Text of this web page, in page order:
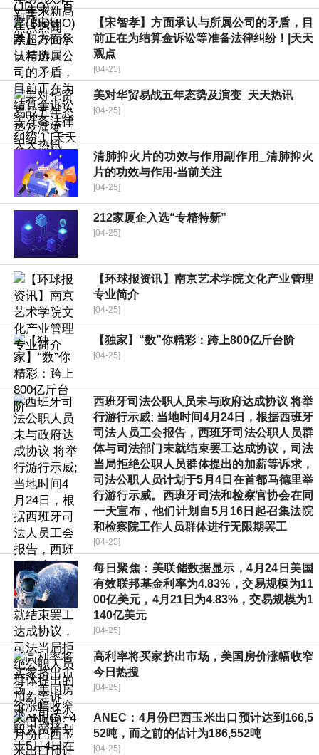
【宋智孝】方面承认与所属公司的矛盾，目
前正在为结算金诉讼等准备法律纠纷！|天天
观点
[04-25]
美对华贸易战五年态势及演变_天天热讯
[04-25]
清肺抑火片的功效与作用副作用_清肺抑火
片的功效与作用-当前关注
[04-25]
212家厦企入选“专精特新”
[04-25]
【环球报资讯】南京艺术学院文化产业管理
专业简介
[04-25]
【独家】“数”你精彩：跨上800亿斤台阶
[04-25]
西班牙司法公职人员未与政府达成协议 将举
行游行示威; 当地时间4月24日，根据西班牙
司法人员工会报告，西班牙司法公职人员群
体与司法部门未就结束罢工达成协议，司法
当局拒绝公职人员群体提出的加薪等诉求，
司法公职人员计划于5月4日在首都马德里举
行游行示威。西班牙司法和检察官协会在同
一天宣布，他们计划自5月16日起召集法院
和检察院工作人员群体进行无限期罢工
[04-25]
每日聚焦：美联储数据显示，4月24日美国
有效联邦基金利率为4.83%，交易规模为11
00亿美元，4月21日为4.83%，交易规模为1
140亿美元
[04-25]
高利率将买家挤出市场，美国房价涨幅收窄
今日热搜
[04-25]
ANEC：4月份巴西玉米出口预计达到166,5
52吨，而之前的估计为186,552吨
[04-25]